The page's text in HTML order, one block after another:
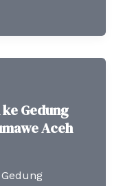
Gedung
Aceh